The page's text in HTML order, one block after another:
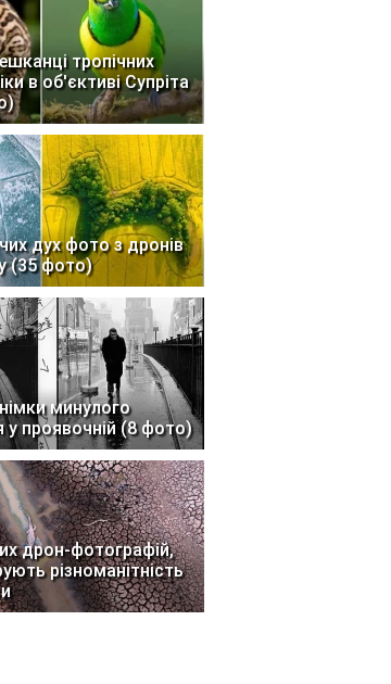
тропічних
в об'єктиві Супріта
дух фото з дронів
(35 фото)
минулого
у проявочній (8 фото)
дрон-фотографій,
різноманітність